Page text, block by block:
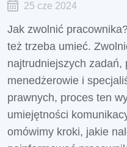
25 cze 2024
Jak zwolnić
też trzeba umieć.
najtrudniejszych zadań,
menedżerowie i
prawnych, proces ten
umiejętności
omówimy kroki, jakie